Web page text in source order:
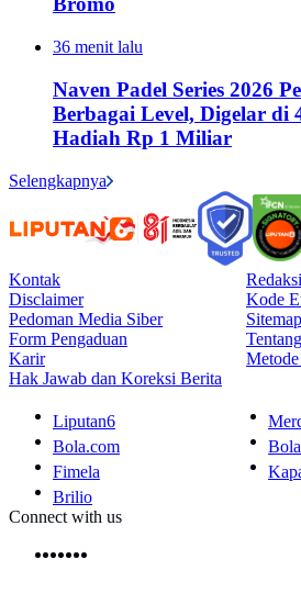
36 menit lalu
Naven Padel Series 2026
Berbagai Level, Digelar di
Hadiah Rp 1 Miliar
Selengkapnya
Kontak
Redaksi
Disclaimer
Kode
Pedoman Media Siber
Sitemap
Form Pengaduan
Karir
Hak Jawab dan Koreksi Berita
Liputan6
Bola.com
Fimela
Brilio
Connect with us